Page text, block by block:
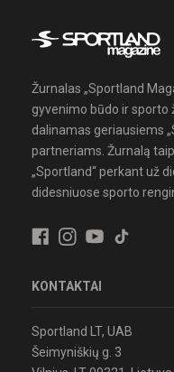
Žurnalas „Sportland
gyvenimo būdo ir sporto
dalinamas geriausiems
partneriams. Žurnalą
„Sportland“ perkant už
didesniuose sporto
KONTAKTAI
Sportland LT, UAB
Šeimyniškių g. 3